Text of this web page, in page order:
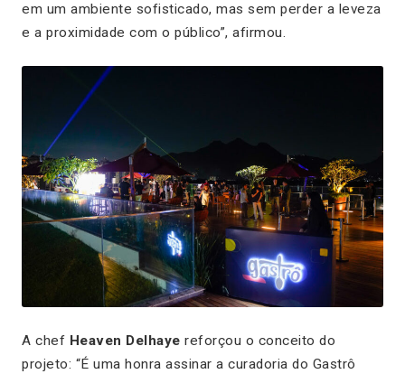
em um ambiente sofisticado, mas sem perder a leveza
e a proximidade com o público”, afirmou.
A chef Heaven Delhaye reforçou o conceito do
projeto: “É uma honra assinar a curadoria do Gastrô